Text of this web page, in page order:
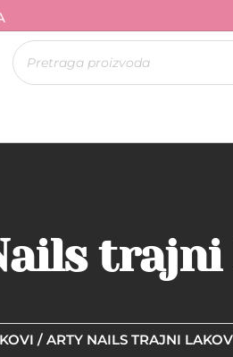
Products
search
trajni
/ ARTY NAILS TRAJNI